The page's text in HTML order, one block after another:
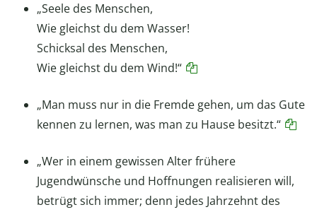
„Seele des Menschen,
Wie gleichst du dem Wasser!
Schicksal des Menschen,
Wie gleichst du dem Wind!“
„Man muss nur in die Fremde gehen, um das Gute
kennen zu lernen, was man zu Hause besitzt.“
„Wer in einem gewissen Alter frühere
Jugendwünsche und Hoffnungen realisieren will,
betrügt sich immer; denn jedes Jahrzehnt des